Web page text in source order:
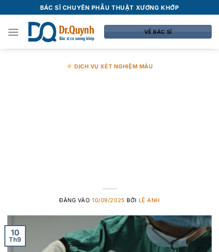
qua
nội
BÁC SĨ CHUYÊN PHẪU THUẬT XƯƠNG KHỚP
VỀ BÁC SĨ
DỊCH VỤ XÉT NGHIỆM MÁU
ĐĂNG VÀO10/09/2025 BỞI LỆ ANH
10
Th9